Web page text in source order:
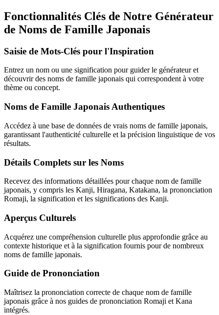
Fonctionnalités Clés de Notre Générateur
de Noms de Famille Japonais
Saisie de Mots-Clés pour l'Inspiration
Entrez un nom ou une signification pour guider le générateur et
découvrir des noms de famille japonais qui correspondent à votre
thème ou concept.
Noms de Famille Japonais Authentiques
Accédez à une base de données de vrais noms de famille japonais,
garantissant l'authenticité culturelle et la précision linguistique de vos
résultats.
Détails Complets sur les Noms
Recevez des informations détaillées pour chaque nom de famille
japonais, y compris les Kanji, Hiragana, Katakana, la prononciation
Romaji, la signification et les significations des Kanji.
Aperçus Culturels
Acquérez une compréhension culturelle plus approfondie grâce au
contexte historique et à la signification fournis pour de nombreux
noms de famille japonais.
Guide de Prononciation
Maîtrisez la prononciation correcte de chaque nom de famille
japonais grâce à nos guides de prononciation Romaji et Kana
intégrés.